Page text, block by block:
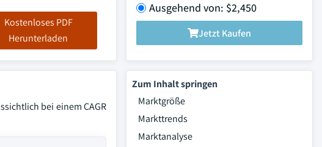
Kostenloses PDF
Herunterladen
Ausgehend von: $2,450
Jetzt Kaufen
bei einem CAGR
Zum Inhalt springen
Marktgröße
Markttrends
Marktanalyse